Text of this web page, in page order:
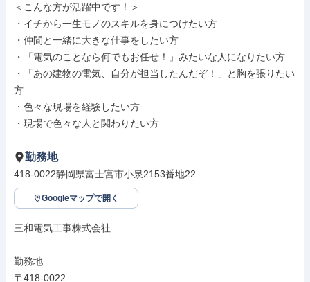
＜こんな方が活躍中です！＞
・イチから一生モノのスキルを身につけたい方
・仲間と一緒に大きな仕事をしたい方
・「電気のことなら何でもお任せ！」みたいな人になりたい方
・「あの建物の電気、自分が担当したんだぞ！」と胸を張りたい
方
・色々な現場を経験したい方
・現場で色々な人と関わりたい方
勤務地
418-0022静岡県富士宮市小泉2153番地22
Googleマップで開く
三和電気工事株式会社
勤務地
〒418-0022